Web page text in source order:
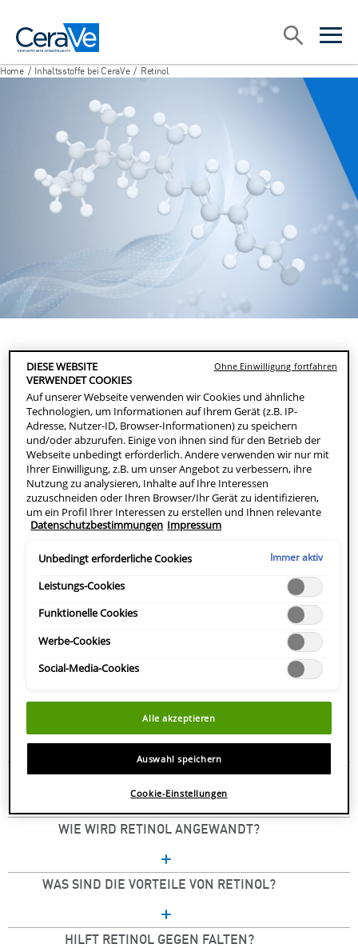
open
open
Suche
Home / Inhaltsstoffe bei CeraVe / Retinol
DIE VORTEILE VON
RETINOL
Retinol, eine Form von Vitamin A, beschleunigt die
Zellerneuerung der Haut, wodurch feine Linien und Falten
gemildert sowie Hautstruktur und Hautton verbessert
werden. Retinol hat jedoch nicht nur eine sichtbare Anti-
Aging-Wirkung, sondern kann auch Unreinheiten,
Pickelmale und Aknenarben bei unreiner, zu Akne
neigender Haut mildern. Da Retinol die
Lichtempfindlichkeit der Haut vorübergehend erhöht,
solltest du retinolhaltige Produkte nur abends anwenden
und tagsüber einen Sonnenschutz, etwa eine Tagescreme
mit LSF, auftragen.
Wissenswertes über Retinol
WIE WIRKT RETINOL?
WIE WIRD RETINOL ANGEWANDT?
WAS SIND DIE VORTEILE VON RETINOL?
HILFT RETINOL GEGEN FALTEN?
DIESE WEBSITE
VERWENDET COOKIES
Auf unserer Webseite verwenden wir Cookies und ähnliche
Technologien, um Informationen auf Ihrem Gerät (z.B. IP-
Adresse, Nutzer-ID, Browser-Informationen) zu speichern
und/oder abzurufen. Einige von ihnen sind für den Betrieb der
Webseite unbedingt erforderlich. Andere verwenden wir nur mit
Ihrer Einwilligung, z.B. um unser Angebot zu verbessern, ihre
Nutzung zu analysieren, Inhalte auf Ihre Interessen
zuzuschneiden oder Ihren Browser/Ihr Gerät zu identifizieren,
um ein Profil Ihrer Interessen zu erstellen und Ihnen relevante
Werbung auf anderen Onlineangeboten zu zeigen. Sie können
ablehnen ("Ohne Einwilligung fortfahren") oder die
("Auswahl speichern"). Zudem können Sie Ihre Einstellungen
(unter dem Link "Cookie-Einstellungen") jederzeit aufrufen und
nachträglich anpassen. Weitere Informationen enthalten unsere
Datenschutzbestimmungen Impressum
Unbedingt erforderliche Cookies Immer aktiv
Leistungs-Cookies
Funktionelle Cookies
Werbe-Cookies
Social-Media-Cookies
Alle akzeptieren
Auswahl speichern
Cookie-Einstellungen
Ohne Einwilligung fortfahren